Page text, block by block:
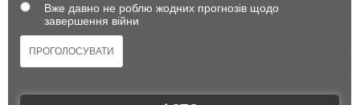
Вже давно не роблю жодних прогнозів щодо
завершення війни